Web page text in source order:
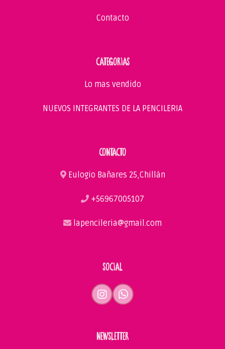
Contacto
CATEGORIAS
Lo mas vendido
NUEVOS INTEGRANTES DE LA PENCILERIA
CONTACTO
Eulogio Bañares 25,Chillán
+56967005107
lapencileria@gmail.com
SOCIAL
NEWSLETTER